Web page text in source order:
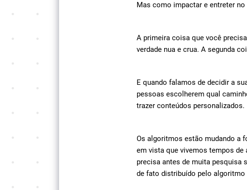
Mas como impactar e entreter
A primeira coisa que você
verdade nua e crua. A segunda
E quando falamos de decidir a
pessoas escolherem qual
trazer conteúdos personalizados.
Os algoritmos estão mudando a
em vista que vivemos tempos
precisa antes de muita pesquisa
de fato distribuído pelo algoritmo